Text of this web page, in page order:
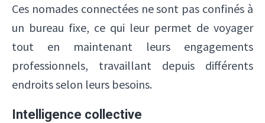
Ces nomades connectées ne sont pas confinés à
un bureau fixe, ce qui leur permet de voyager
tout en maintenant leurs engagements
professionnels, travaillant depuis différents
endroits selon leurs besoins.
Intelligence collective